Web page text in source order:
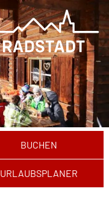
BUCHEN
URLAUBSPLANER